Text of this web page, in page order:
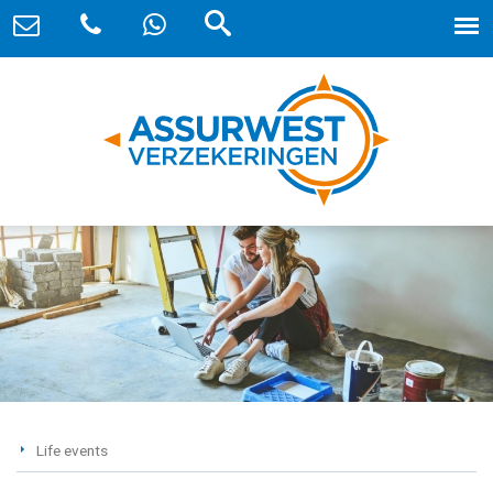
Life events